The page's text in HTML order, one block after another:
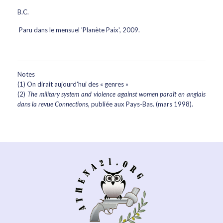
B.C.
Paru dans le mensuel 'Planète Paix', 2009.
Notes
(1) On dirait aujourd'hui des « genres »
(2) The military system and violence against women paraît en anglais
dans la revue Connections, publiée aux Pays-Bas. (mars 1998).